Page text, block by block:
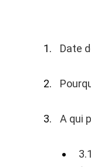
Date
A qui